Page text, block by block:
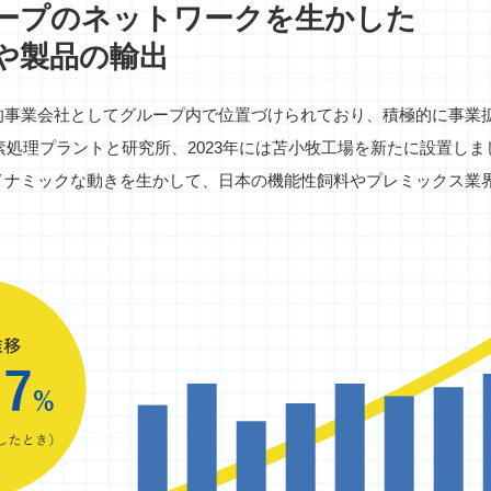
プのネットワークを生かした
製品の輸出
業会社としてグループ内で位置づけられており、積極的に事業
理プラントと研究所、2023年には苫小牧工場を新たに設置し
ミックな動きを生かして、日本の機能性飼料やプレミックス業